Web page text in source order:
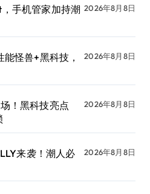
手机管家加持潮 2026年8月8日
怪兽+黑科技，
2026年8月8日
！黑科技亮点
2026年8月8日
来袭！潮人必
2026年8月8日